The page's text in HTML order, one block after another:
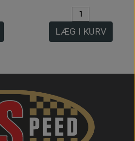
LÆG I KURV